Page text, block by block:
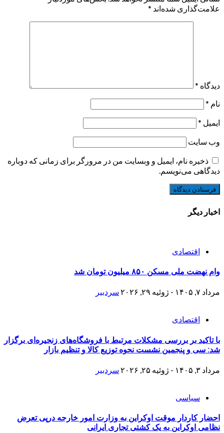
علامت‌گذاری شده‌اند *
دیدگاه *
نام *
ایمیل *
وب‌ سایت
ذخیره نام، ایمیل و وبسایت من در مرورگر برای زمانی که دوباره
دیدگاهی می‌نویسم.
اخبار دیگر
اقتصادی
وام نهضت ملی مسکن ۸۵۰ میلیون تومان شد
مرداد ۷, ۱۴۰۵ - ژوئیه ۲۹, ۲۰۲۶ سردبیر
اقتصادی
با تاکید بر بررسی مشکلات مرتبط با فروشگاه‌های زنجیره‌ای برگزار
شد: سی و پنجمین نشست نحوه توزیع کالا و تنظیم بازار
مرداد ۳, ۱۴۰۵ - ژوئیه ۲۵, ۲۰۲۶ سردبیر
سیاسی
احضار کاردار موقت اوکراین به وزارت امور خارجه درپی تعرض
نظامی اوکراین به یک کشتی تجاری ایرانی